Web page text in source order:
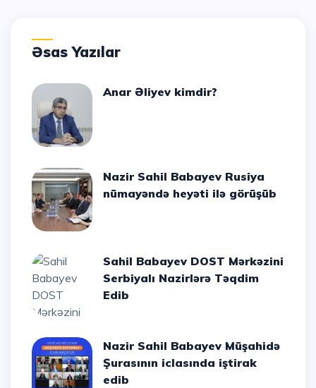
Əsas Yazılar
Anar Əliyev kimdir?
Nazir Sahil Babayev Rusiya
nümayəndə heyəti ilə görüşüb
Sahil Babayev DOST Mərkəzini
Serbiyalı Nazirlərə Təqdim
Edib
Nazir Sahil Babayev Müşahidə
Şurasının iclasında iştirak
edib